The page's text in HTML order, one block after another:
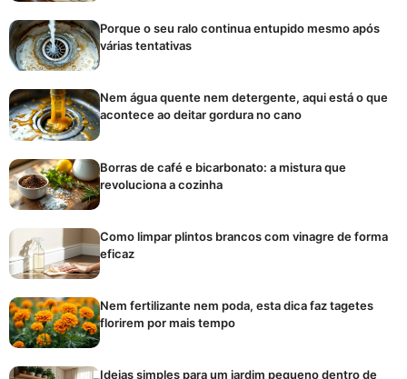
Porque o seu ralo continua entupido mesmo após
várias tentativas
Nem água quente nem detergente, aqui está o que
acontece ao deitar gordura no cano
Borras de café e bicarbonato: a mistura que
revoluciona a cozinha
Como limpar plintos brancos com vinagre de forma
eficaz
Nem fertilizante nem poda, esta dica faz tagetes
florirem por mais tempo
Ideias simples para um jardim pequeno dentro de